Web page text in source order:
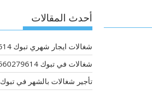
أحدث المقالات
شغالات ايجار شهري تبوك 0560279614
شغالات في تبوك 0560279614
تأجير شغالات بالشهر في تبوك 0560279614